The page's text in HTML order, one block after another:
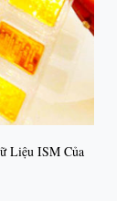
Liệu ISM Của